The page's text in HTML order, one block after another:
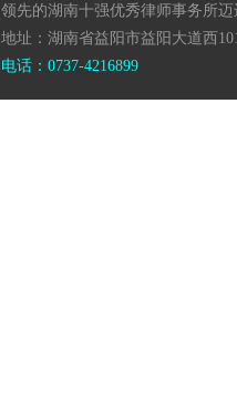
领先的湖南十强优秀律师事务所迈
地址：湖南省益阳市益阳大道西
电话：0737-4216899